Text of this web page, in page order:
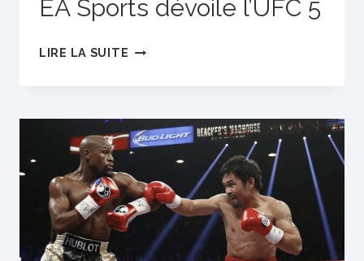
EA Sports dévoile l’UFC 5
LIRE LA SUITE EA
L’UFC
5